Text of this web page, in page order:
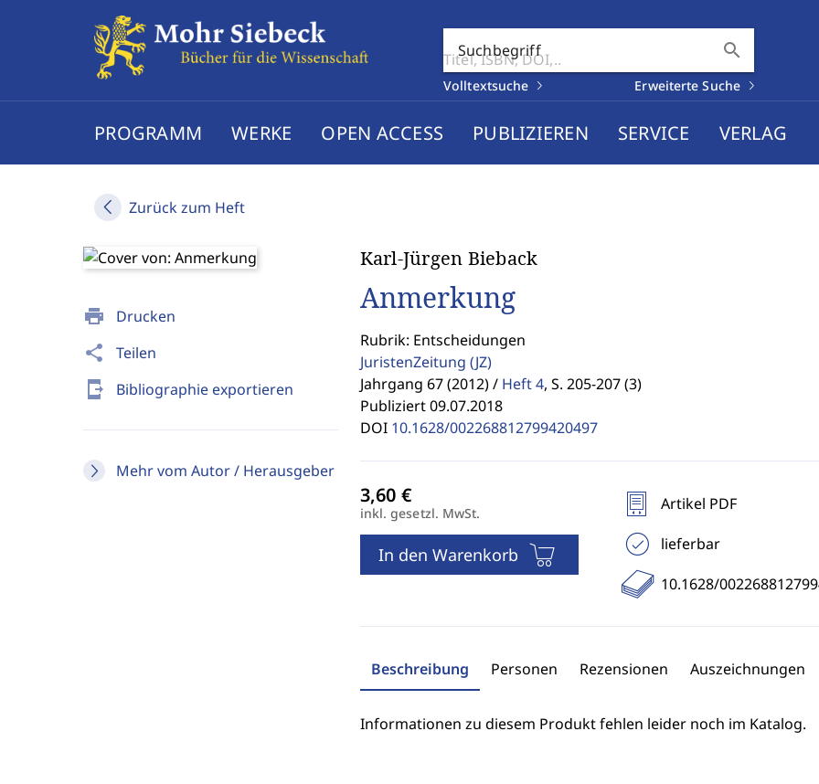
Suchbegriff search
Volltextsuche Erweiterte Suche
PROGRAMM WERKE OPEN ACCESS PUBLIZIEREN SERVICE VERLAG
Zurück zum Heft
print Drucken
share Teilen
send_to_mobile Bibliographie exportieren
Mehr vom Autor / Herausgeber
Karl-Jürgen Bieback
Anmerkung
Rubrik: Entscheidungen
JuristenZeitung (JZ)
Jahrgang 67 (2012) / Heft 4, S. 205-207 (3)
Publiziert 09.07.2018
DOI 10.1628/002268812799420497
inkl. gesetzl. MwSt.
In den Warenkorb
Artikel PDF
lieferbar
10.1628/
Beschreibung Personen Rezensionen Auszeichnungen
Informationen zu diesem Produkt fehlen leider noch im Katalog.